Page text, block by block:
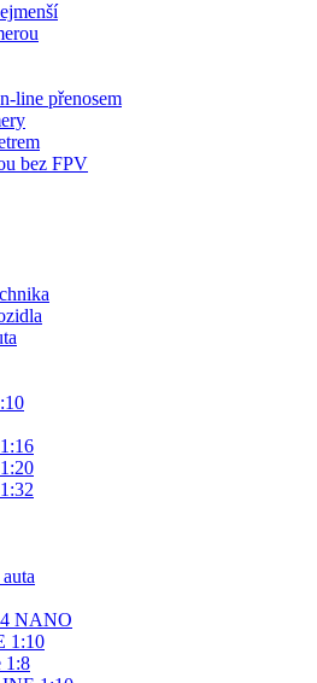
line přenosem
bez FPV
NANO
1:10
1:8